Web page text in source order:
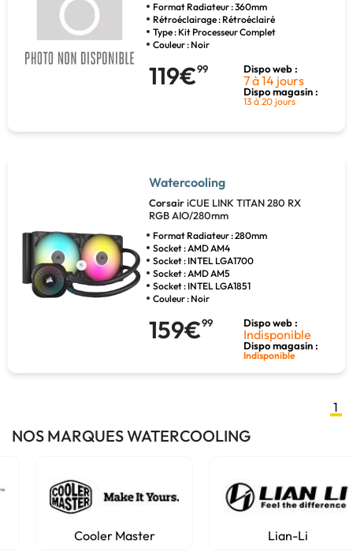
Format Radiateur : 360mm
Rétroéclairage : Rétroéclairé
Type : Kit Processeur Complet
Couleur : Noir
119€99 Dispo web :
7 à 14 jours
Dispo magasin :
13 à 20 jours
Watercooling
CorsairiCUE LINK TITAN 280 RX
RGB AIO/280mm
Format Radiateur : 280mm
Socket : AMD AM4
Socket : INTEL LGA1700
Socket : AMD AM5
Socket : INTEL LGA1851
Couleur : Noir
159€99 Dispo web :
Indisponible
Dispo magasin :
Indisponible
1
NOS MARQUES WATERCOOLING
Cooler Master Lian-Li